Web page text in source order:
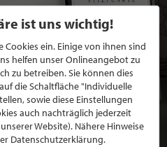
FÜR EINE GRATIS
ist uns wichtig!
Cookies ein. Einige von ihnen sind
helfen unser Onlineangebot zu
zu betreiben. Sie können dies
die Schaltfläche "Individuelle
sowie diese Einstellungen
auch nachträglich jederzeit
Website). Nähere Hinweise
Datenschutzerklärung.